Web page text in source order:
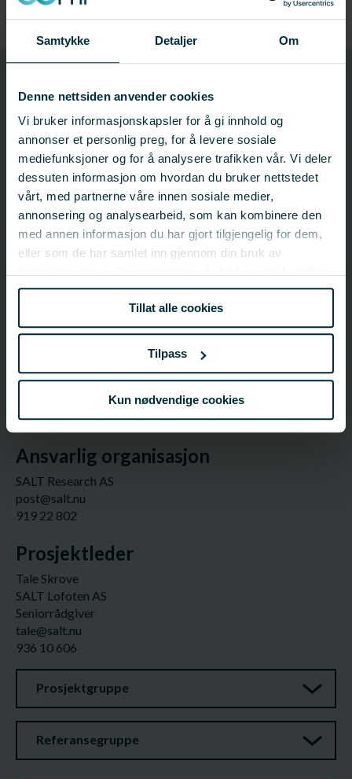
Samtykke Detaljer Om
Denne nettsiden anvender cookies
Vi bruker informasjonskapsler for å gi innhold og
annonser et personlig preg, for å levere sosiale
mediefunksjoner og for å analysere trafikken vår. Vi deler
dessuten informasjon om hvordan du bruker nettstedet
vårt, med partnerne våre innen sosiale medier,
annonsering og analysearbeid, som kan kombinere den
med annen informasjon du har gjort tilgjengelig for dem,
eller som de har samlet inn gjennom din bruk av
informasjonskapsler ved å bruke nettstedet vårt.
Tillat alle cookies
Tilpass
Kun nødvendige cookies
Prosjektnummer
Prosjektinformasjon
Prosjektnummer: 910594
Status:Pågår
Startdato: 01.02.2026
Sluttdato: 31.01.2027
Fagfelt:Villfisk;Fiskeri- og fartøyteknologi
FHF-ansvarlig
Eduardo Grimaldo
Fagsjef – Fiskeri - Ålesund
eduardo.grimaldo@fhf.no
Ansvarlig organisasjon
SALT Research AS
post@salt.nu
919 22 802
Prosjektleder
Tale Skrove
SALT Lofoten AS
Seniorrådgiver
tale@salt.nu
936 10 606
Prosjektgruppe
Referansegruppe